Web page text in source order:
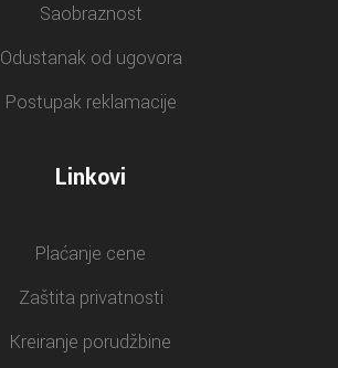
Saobraznost
Odustanak od ugovora
Postupak reklamacije
Linkovi
Plaćanje cene
Zaštita privatnosti
Kreiranje porudžbine